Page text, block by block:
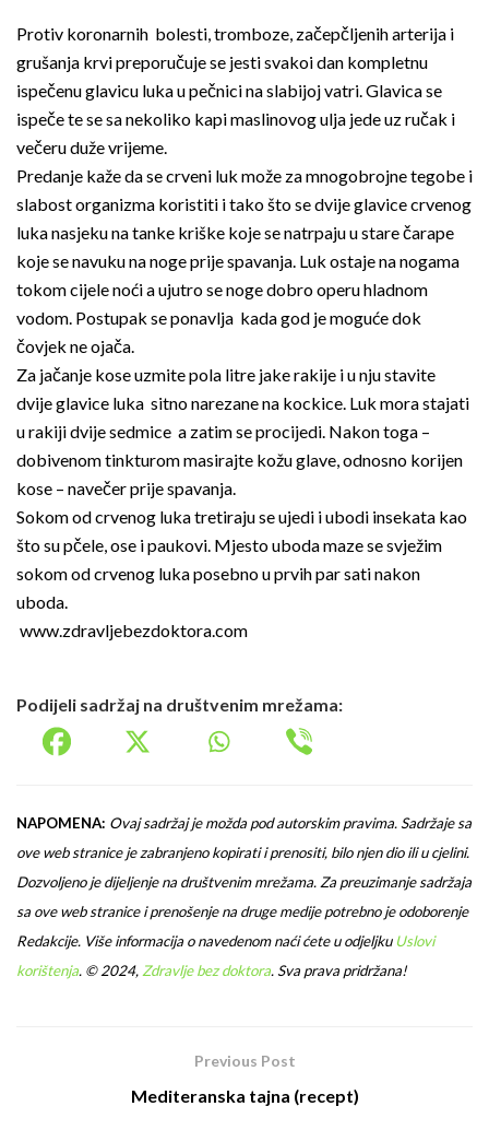
Protiv koronarnih bolesti, tromboze, začepčljenih arterija i
grušanja krvi preporučuje se jesti svakoi dan kompletnu
ispečenu glavicu luka u pečnici na slabijoj vatri. Glavica se
ispeče te se sa nekoliko kapi maslinovog ulja jede uz ručak i
večeru duže vrijeme.
Predanje kaže da se crveni luk može za mnogobrojne tegobe i
slabost organizma koristiti i tako što se dvije glavice crvenog
luka nasjeku na tanke kriške koje se natrpaju u stare čarape
koje se navuku na noge prije spavanja. Luk ostaje na nogama
tokom cijele noći a ujutro se noge dobro operu hladnom
vodom. Postupak se ponavlja kada god je moguće dok
čovjek ne ojača.
Za jačanje kose uzmite pola litre jake rakije i u nju stavite
dvije glavice luka sitno narezane na kockice. Luk mora stajati
u rakiji dvije sedmice a zatim se procijedi. Nakon toga –
dobivenom tinkturom masirajte kožu glave, odnosno korijen
kose – navečer prije spavanja.
Sokom od crvenog luka tretiraju se ujedi i ubodi insekata kao
što su pčele, ose i paukovi. Mjesto uboda maze se svježim
sokom od crvenog luka posebno u prvih par sati nakon
uboda.
www.zdravljebezdoktora.com
Podijeli sadržaj na društvenim mrežama:
NAPOMENA: Ovaj sadržaj je možda pod autorskim pravima. Sadržaje sa
ove web stranice je zabranjeno kopirati i prenositi, bilo njen dio ili u cjelini.
Dozvoljeno je dijeljenje na društvenim mrežama. Za preuzimanje sadržaja
sa ove web stranice i prenošenje na druge medije potrebno je odoborenje
Redakcije. Više informacija o navedenom naći ćete u odjeljku Uslovi
korištenja. © 2024,Zdravlje bez doktora. Sva prava pridržana!
Previous Post
Mediteranska tajna (recept)